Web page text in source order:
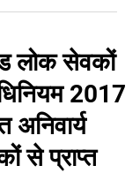
लोक सेवकों
2017
अनिवार्य
से प्राप्त